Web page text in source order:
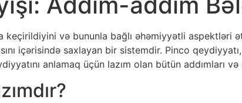
və bununla bağlı əhəmiyyətli aspektləri
içərisində saxlayan bir sistemdir. Pinco
anlamaq üçün lazım olan bütün addımları